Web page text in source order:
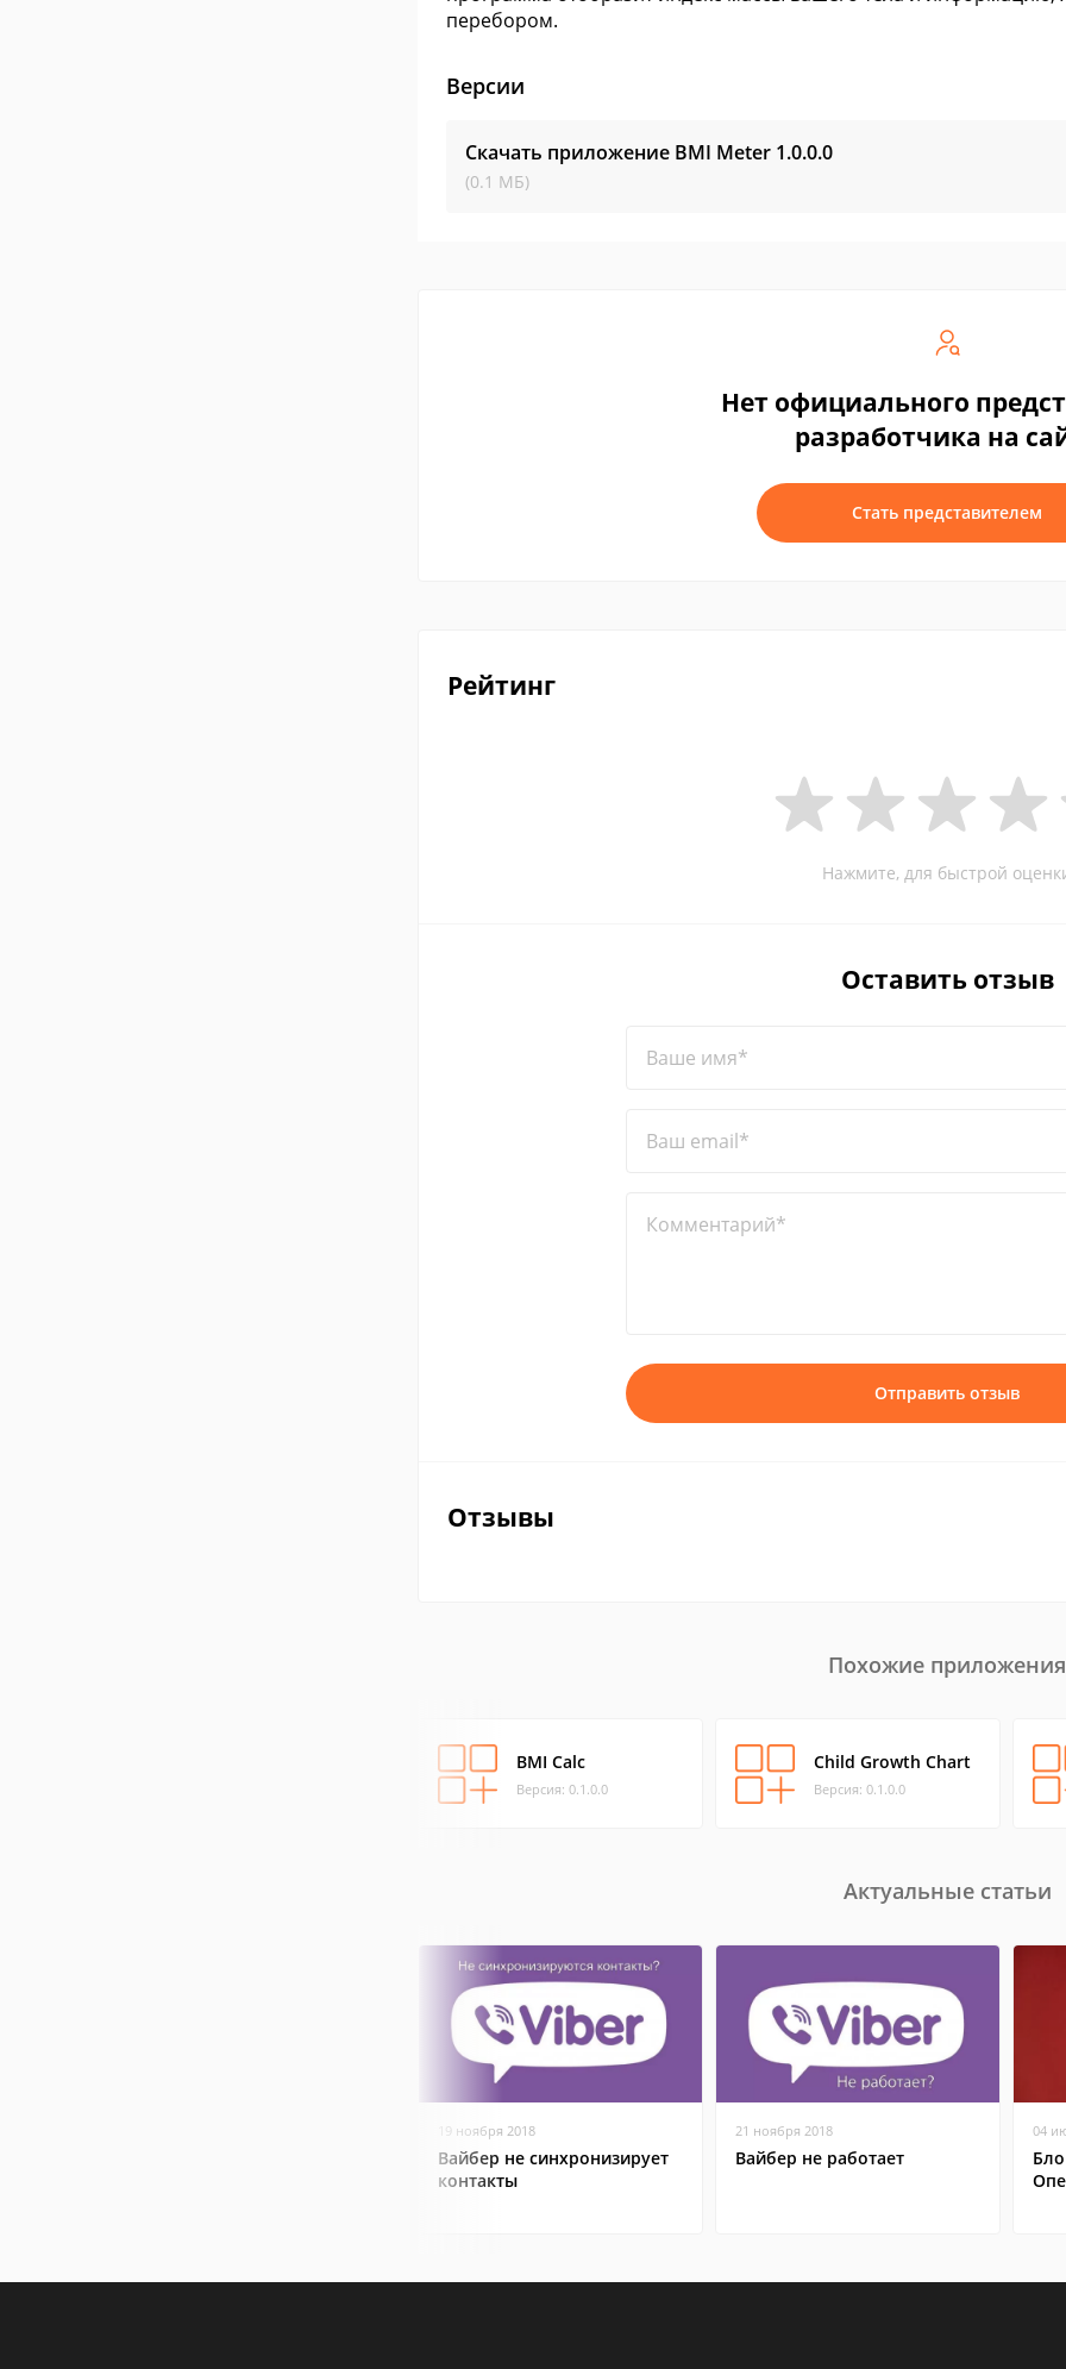
перебором.
Версии
Скачать приложение BMI Meter 1.0.0.0
(0.1 МБ)
Нет официального
разработчика на
Стать представителем
Рейтинг
Нажмите, для быстрой
Оставить отзыв
Ваше имя*
Ваш email*
Комментарий*
Отправить отзыв
Отзывы
Похожие приложения
BMI Calc
Версия: 0.1.0.0
Child Growth Chart
Версия: 0.1.0.0
Актуальные статьи
19 ноября 2018
Вайбер не синхронизирует
контакты
21 ноября 2018
Вайбер не работает
04